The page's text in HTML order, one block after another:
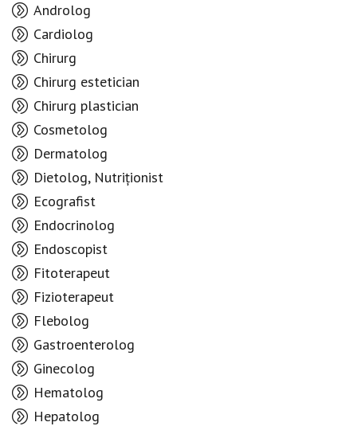
Androlog
Cardiolog
Chirurg
Chirurg estetician
Chirurg plastician
Cosmetolog
Dermatolog
Dietolog, Nutriționist
Ecografist
Endocrinolog
Endoscopist
Fitoterapeut
Fizioterapeut
Flebolog
Gastroenterolog
Ginecolog
Hematolog
Hepatolog